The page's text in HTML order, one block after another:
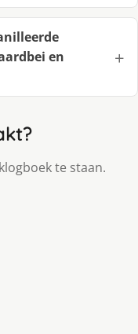
en
te staan.